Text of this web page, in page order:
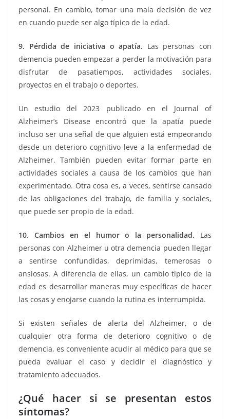
personal. En cambio, tomar una mala decisión de vez
en cuando puede ser algo típico de la edad.
9. Pérdida de iniciativa o apatía. Las personas con
demencia pueden empezar a perder la motivación para
disfrutar de pasatiempos, actividades sociales,
proyectos en el trabajo o deportes.
Un estudio del 2023 publicado en el Journal of
Alzheimer’s Disease encontró que la apatía puede
incluso ser una señal de que alguien está empeorando
desde un deterioro cognitivo leve a la enfermedad de
Alzheimer. También pueden evitar formar parte en
actividades sociales a causa de los cambios que han
experimentado. Otra cosa es, a veces, sentirse cansado
de las obligaciones del trabajo, de familia y sociales,
que puede ser propio de la edad.
10. Cambios en el humor o la personalidad. Las
personas con Alzheimer u otra demencia pueden llegar
a sentirse confundidas, deprimidas, temerosas o
ansiosas. A diferencia de ellas, un cambio típico de la
edad es desarrollar maneras muy específicas de hacer
las cosas y enojarse cuando la rutina es interrumpida.
Si existen señales de alerta del Alzheimer, o de
cualquier otra forma de deterioro cognitivo o de
demencia, es conveniente acudir al médico para que se
pueda evaluar el caso y decidir el diagnóstico y
tratamiento adecuados.
¿Qué hacer si se presentan estos
síntomas?